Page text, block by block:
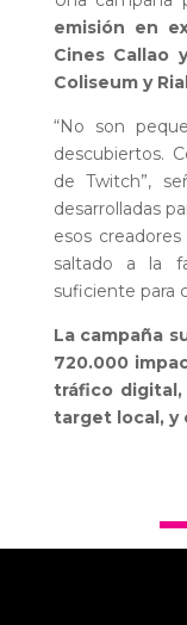
emisión en
Cines Callao
Coliseum y
“No son
descubiertos.
de Twitch”,
desarrolladas
esos
saltado a la
suficiente para
La campaña
720.000
tráfico
target local, y